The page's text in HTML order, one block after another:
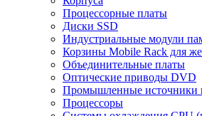
Процессорные платы
Диски SSD
Индустриальные модули
Корзины Mobile Rack для
Объединительные платы
Оптические приводы DVD
Промышленные источники
Процессоры